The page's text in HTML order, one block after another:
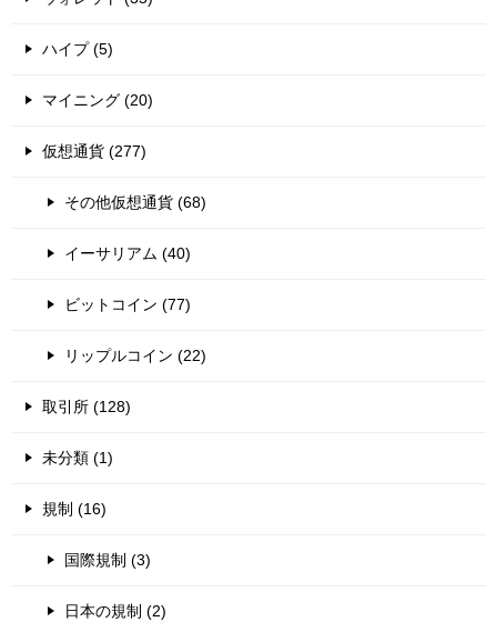
ハイプ (5)
マイニング (20)
仮想通貨 (277)
その他仮想通貨 (68)
イーサリアム (40)
ビットコイン (77)
リップルコイン (22)
取引所 (128)
未分類 (1)
規制 (16)
国際規制 (3)
日本の規制 (2)